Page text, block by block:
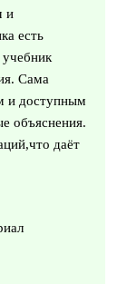
и
есть
Сама
и доступным
объяснения.
даёт